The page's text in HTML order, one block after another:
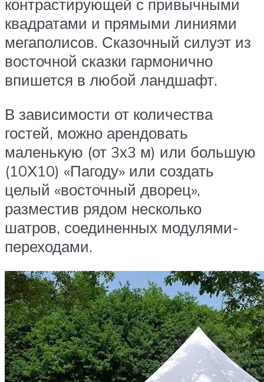
контрастирующей с привычными
квадратами и прямыми линиями
мегаполисов. Сказочный силуэт из
восточной сказки гармонично
впишется в любой ландшафт.
В зависимости от количества
гостей, можно арендовать
маленькую (от 3х3 м) или большую
(10Х10) «Пагоду» или создать
целый «восточный дворец»,
разместив рядом несколько
шатров, соединенных модулями-
переходами.